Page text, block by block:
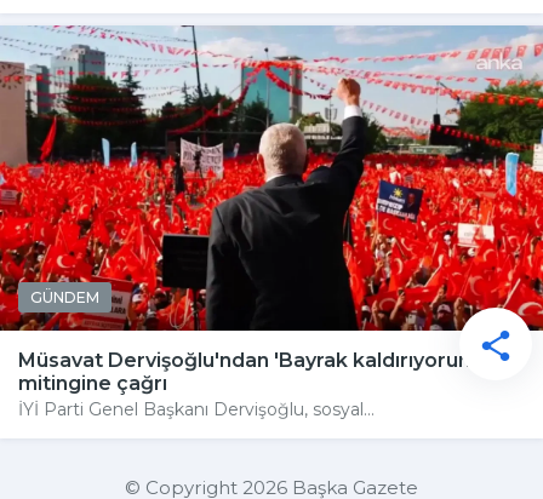
GÜNDEM
Müsavat Dervişoğlu'ndan 'Bayrak kaldırıyorum'
mitingine çağrı
İYİ Parti Genel Başkanı Dervişoğlu, sosyal...
© Copyright 2026 Başka Gazete